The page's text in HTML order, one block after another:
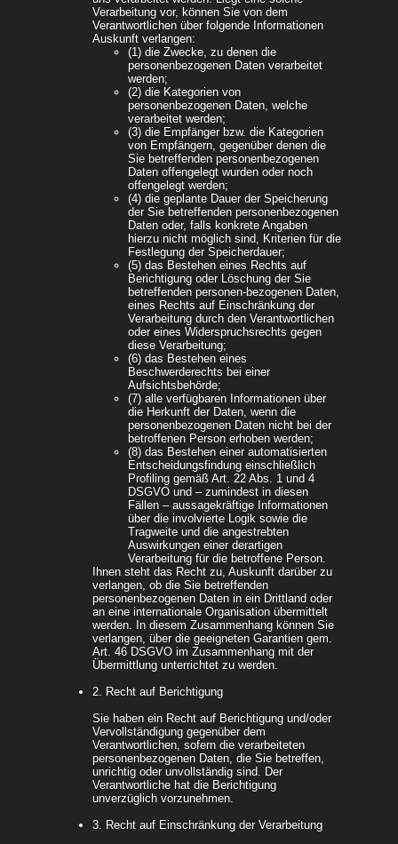
Verarbeitung vor, können Sie von dem
Verantwortlichen über folgende Informationen
Auskunft verlangen:
(1) die Zwecke, zu denen die
personenbezogenen Daten verarbeitet
werden;
(2) die Kategorien von
personenbezogenen Daten, welche
verarbeitet werden;
(3) die Empfänger bzw. die Kategorien
von Empfängern, gegenüber denen die
Sie betreffenden personenbezogenen
Daten offengelegt wurden oder noch
offengelegt werden;
(4) die geplante Dauer der Speicherung
der Sie betreffenden personenbezogenen
Daten oder, falls konkrete Angaben
hierzu nicht möglich sind, Kriterien für die
Festlegung der Speicherdauer;
(5) das Bestehen eines Rechts auf
Berichtigung oder Löschung der Sie
betreffenden personen-bezogenen Daten,
eines Rechts auf Einschränkung der
Verarbeitung durch den Verantwortlichen
oder eines Widerspruchsrechts gegen
diese Verarbeitung;
(6) das Bestehen eines
Beschwerderechts bei einer
Aufsichtsbehörde;
(7) alle verfügbaren Informationen über
die Herkunft der Daten, wenn die
personenbezogenen Daten nicht bei der
betroffenen Person erhoben werden;
(8) das Bestehen einer automatisierten
Entscheidungsfindung einschließlich
Profiling gemäß Art. 22 Abs. 1 und 4
DSGVO und – zumindest in diesen
Fällen – aussagekräftige Informationen
über die involvierte Logik sowie die
Tragweite und die angestrebten
Auswirkungen einer derartigen
Verarbeitung für die betroffene Person.
Ihnen steht das Recht zu, Auskunft darüber zu
verlangen, ob die Sie betreffenden
personenbezogenen Daten in ein Drittland oder
an eine internationale Organisation übermittelt
werden. In diesem Zusammenhang können Sie
verlangen, über die geeigneten Garantien gem.
Art. 46 DSGVO im Zusammenhang mit der
Übermittlung unterrichtet zu werden.
2. Recht auf Berichtigung
Sie haben ein Recht auf Berichtigung und/oder
Vervollständigung gegenüber dem
Verantwortlichen, sofern die verarbeiteten
personenbezogenen Daten, die Sie betreffen,
unrichtig oder unvollständig sind. Der
Verantwortliche hat die Berichtigung
unverzüglich vorzunehmen.
3. Recht auf Einschränkung der Verarbeitung